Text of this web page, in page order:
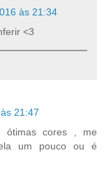
às 21:34
<3
21:47
ótimas cores , me
um pouco ou é